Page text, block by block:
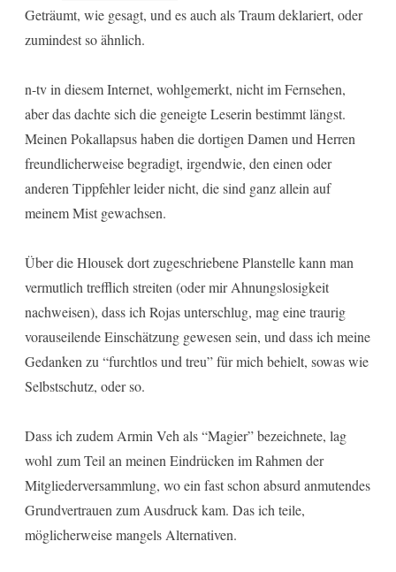
Geträumt, wie gesagt, und es auch als Traum deklariert, oder
zumindest so ähnlich.
n-tv in diesem Internet, wohlgemerkt, nicht im Fernsehen,
aber das dachte sich die geneigte Leserin bestimmt längst.
Meinen Pokallapsus haben die dortigen Damen und Herren
freundlicherweise begradigt, irgendwie, den einen oder
anderen Tippfehler leider nicht, die sind ganz allein auf
meinem Mist gewachsen.
Über die Hlousek dort zugeschriebene Planstelle kann man
vermutlich trefflich streiten (oder mir Ahnungslosigkeit
nachweisen), dass ich Rojas unterschlug, mag eine traurig
vorauseilende Einschätzung gewesen sein, und dass ich meine
Gedanken zu “furchtlos und treu” für mich behielt, sowas wie
Selbstschutz, oder so.
Dass ich zudem Armin Veh als “Magier” bezeichnete, lag
wohl zum Teil an meinen Eindrücken im Rahmen der
Mitgliederversammlung, wo ein fast schon absurd anmutendes
Grundvertrauen zum Ausdruck kam. Das ich teile,
möglicherweise mangels Alternativen.